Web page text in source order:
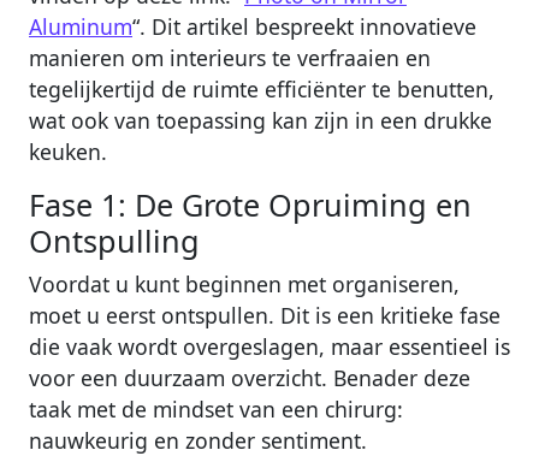
Aluminum“. Dit artikel bespreekt innovatieve
manieren om interieurs te verfraaien en
tegelijkertijd de ruimte efficiënter te benutten,
wat ook van toepassing kan zijn in een drukke
keuken.
Fase 1: De Grote Opruiming en
Ontspulling
Voordat u kunt beginnen met organiseren,
moet u eerst ontspullen. Dit is een kritieke fase
die vaak wordt overgeslagen, maar essentieel is
voor een duurzaam overzicht. Benader deze
taak met de mindset van een chirurg:
nauwkeurig en zonder sentiment.